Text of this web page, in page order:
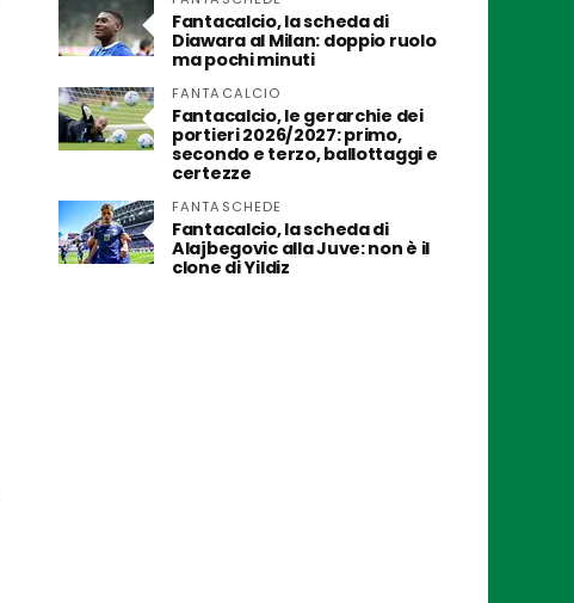
Fantacalcio, la scheda di
Diawara al Milan: doppio ruolo
ma pochi minuti
FANTACALCIO
Fantacalcio, le gerarchie dei
portieri 2026/2027: primo,
secondo e terzo, ballottaggi e
certezze
FANTASCHEDE
Fantacalcio, la scheda di
Alajbegovic alla Juve: non è il
clone di Yildiz